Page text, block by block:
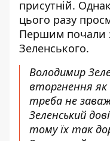
присутній.
цього разу
Першим почали
Зеленського.
Володимир
вторгнення як
треба не
Зеленський
тому їх так